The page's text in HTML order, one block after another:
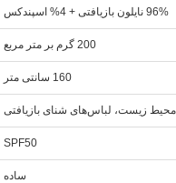
96% نایلون بازیافتی + 4% اسپندکس
200 گرم بر متر مربع
160 سانتی متر
SPF50
ساده